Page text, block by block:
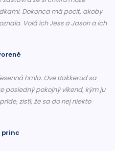
Dokonca má pocit, akoby
Volá ich Jess a Jason a ich
hmla. Ove Bakkerud sa
posledný pokojný víkend, kým ju
zistí, že sa do nej niekto
princ